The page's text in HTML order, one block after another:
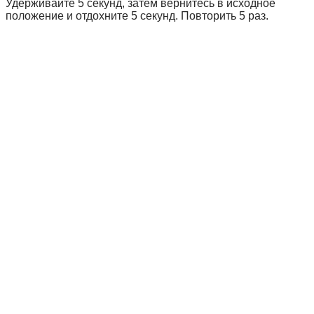
Удерживайте 5 секунд, затем вернитесь в исходное
положение и отдохните 5 секунд. Повторить 5 раз.